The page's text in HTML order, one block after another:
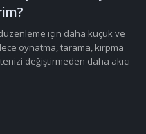
için daha küçük ve
oynatma, tarama, kırpma
değiştirmeden daha akıcı